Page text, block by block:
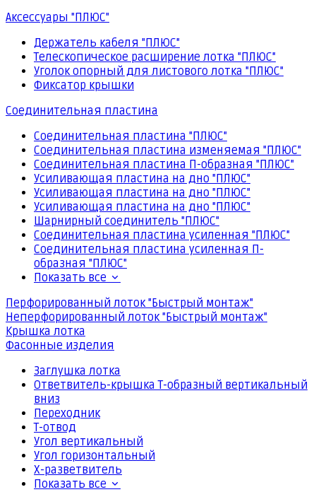
Аксессуары "ПЛЮС"
Держатель кабеля "ПЛЮС"
Телескопическое расширение лотка "ПЛЮС"
Уголок опорный для листового лотка "ПЛЮС"
Фиксатор крышки
Соединительная пластина
Соединительная пластина "ПЛЮС"
Соединительная пластина изменяемая "ПЛЮС"
Соединительная пластина П-образная "ПЛЮС"
Усиливающая пластина на дно "ПЛЮС"
Усиливающая пластина на дно "ПЛЮС"
Усиливающая пластина на дно "ПЛЮС"
Шарнирный соединитель "ПЛЮС"
Соединительная пластина усиленная "ПЛЮС"
Соединительная пластина усиленная П-
образная "ПЛЮС"
Показать все
Перфорированный лоток "Быстрый монтаж"
Неперфорированный лоток "Быстрый монтаж"
Крышка лотка
Фасонные изделия
Заглушка лотка
Ответвитель-крышка Т-образный вертикальный
вниз
Переходник
Т-отвод
Угол вертикальный
Угол горизонтальный
Х-разветвитель
Показать все